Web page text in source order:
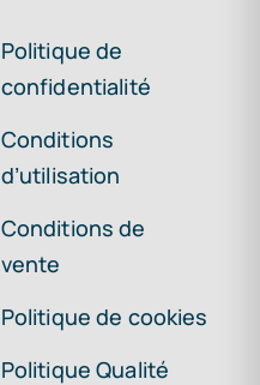
Politique de
confidentialité
Conditions
d’utilisation
Conditions de
vente
Politique de cookies
Politique Qualité